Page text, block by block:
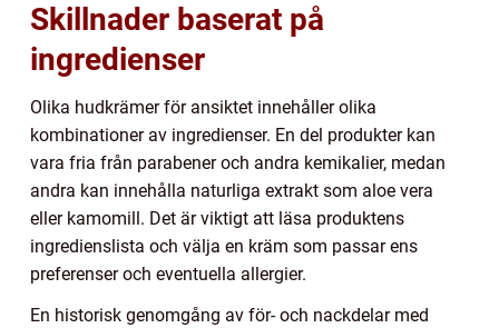
Skillnader baserat på
ingredienser
Olika hudkrämer för ansiktet innehåller olika
kombinationer av ingredienser. En del produkter kan
vara fria från parabener och andra kemikalier, medan
andra kan innehålla naturliga extrakt som aloe vera
eller kamomill. Det är viktigt att läsa produktens
ingredienslista och välja en kräm som passar ens
preferenser och eventuella allergier.
En historisk genomgång av för- och nackdelar med